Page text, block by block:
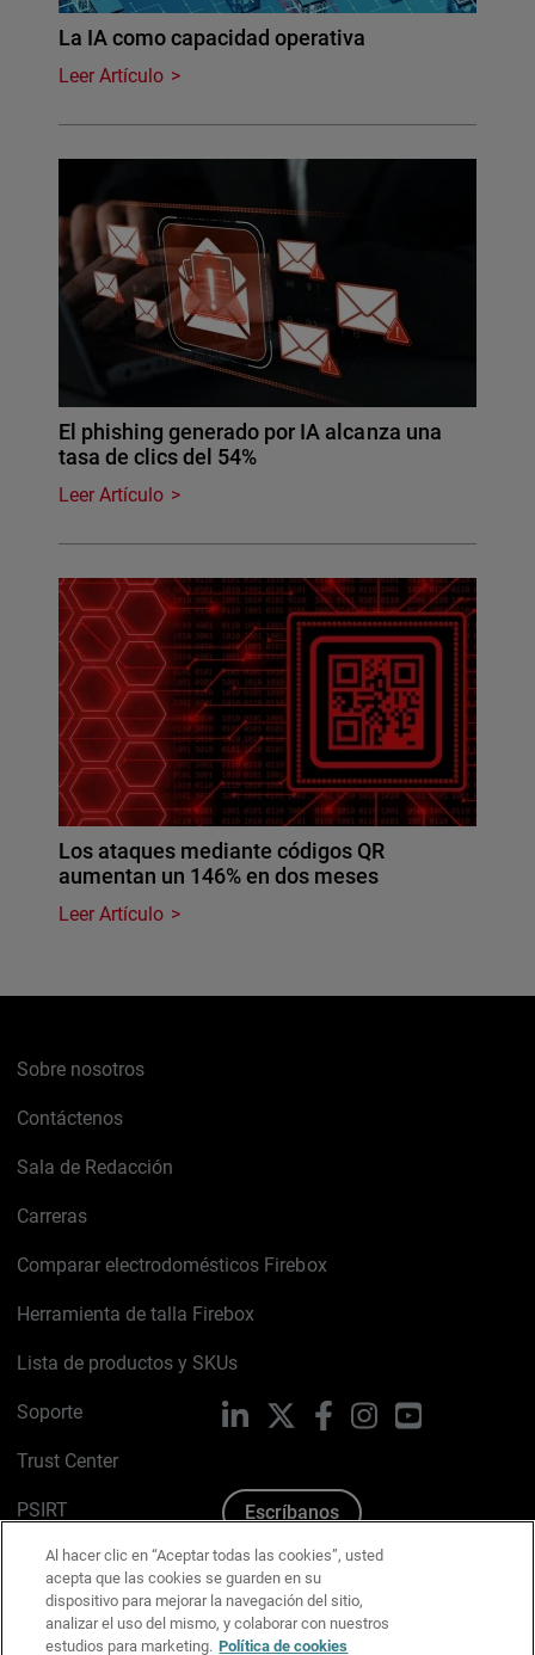
La IA como capacidad operativa
Leer Artículo
El phishing generado por IA alcanza una
tasa de clics del 54%
Leer Artículo
Los ataques mediante códigos QR
aumentan un 146% en dos meses
Leer Artículo
Sobre nosotros
Contáctenos
Sala de Redacción
Carreras
Comparar electrodomésticos Firebox
Herramienta de talla Firebox
Lista de productos y SKUs
Soporte
Trust Center
PSIRT
Política de cookies
Política de privacidad
LinkedIn FacebookInstagramYouTube
Escríbanos
Al hacer clic en “Aceptar todas las cookies”, usted
acepta que las cookies se guarden en su
dispositivo para mejorar la navegación del sitio,
analizar el uso del mismo, y colaborar con nuestros
estudios para marketing. Política de cookies